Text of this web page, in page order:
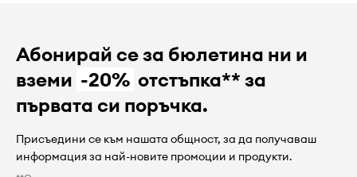
Абонирай се за бюлетина ни и
вземи -20% отстъпка** за
първата си поръчка.
Присъедини се към нашата общност, за да получаваш
информация за най-новите промоции и продукти.